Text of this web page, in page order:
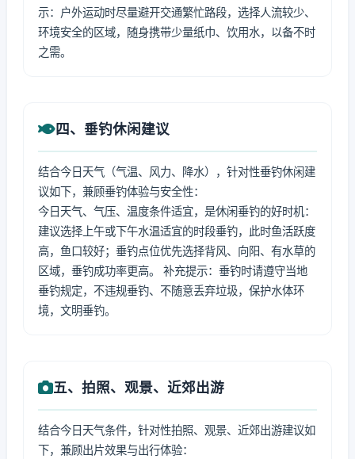
示：户外运动时尽量避开交通繁忙路段，选择人流较少、
环境安全的区域，随身携带少量纸巾、饮用水，以备不时
之需。
四、垂钓休闲建议
结合今日天气（气温、风力、降水），针对性垂钓休闲建
议如下，兼顾垂钓体验与安全性：
今日天气、气压、温度条件适宜，是休闲垂钓的好时机：
建议选择上午或下午水温适宜的时段垂钓，此时鱼活跃度
高，鱼口较好；垂钓点位优先选择背风、向阳、有水草的
区域，垂钓成功率更高。 补充提示：垂钓时请遵守当地
垂钓规定，不违规垂钓、不随意丢弃垃圾，保护水体环
境，文明垂钓。
五、拍照、观景、近郊出游
结合今日天气条件，针对性拍照、观景、近郊出游建议如
下，兼顾出片效果与出行体验：